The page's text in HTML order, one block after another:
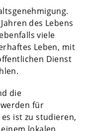
des Lebens
viele
Leben, mit
Dienst
die
für
ist zu studieren,